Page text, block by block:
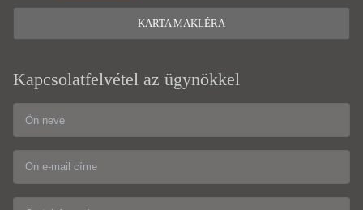
KARTA MAKLÉRA
Kapcsolatfelvétel az ügynökkel